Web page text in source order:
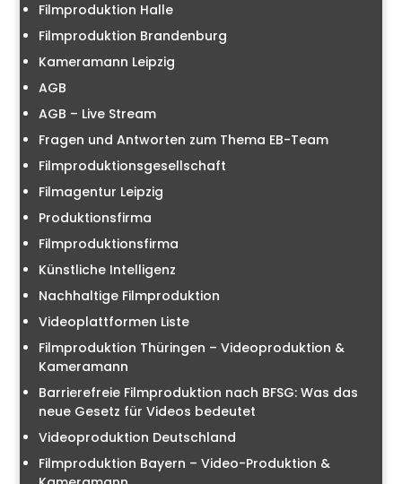
Filmproduktion Halle
Filmproduktion Brandenburg
Kameramann Leipzig
AGB
AGB – Live Stream
Fragen und Antworten zum Thema EB-Team
Filmproduktionsgesellschaft
Filmagentur Leipzig
Produktionsfirma
Filmproduktionsfirma
Künstliche Intelligenz
Nachhaltige Filmproduktion
Videoplattformen Liste
Filmproduktion Thüringen – Videoproduktion &
Kameramann
Barrierefreie Filmproduktion nach BFSG: Was das
neue Gesetz für Videos bedeutet
Videoproduktion Deutschland
Filmproduktion Bayern – Video-Produktion &